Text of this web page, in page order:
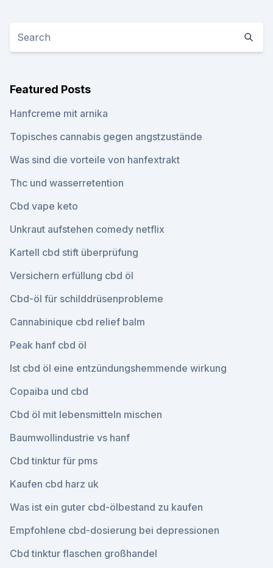
Featured Posts
Hanfcreme mit arnika
Topisches cannabis gegen angstzustände
Was sind die vorteile von hanfextrakt
Thc und wasserretention
Cbd vape keto
Unkraut aufstehen comedy netflix
Kartell cbd stift überprüfung
Versichern erfüllung cbd öl
Cbd-öl für schilddrüsenprobleme
Cannabinique cbd relief balm
Peak hanf cbd öl
Ist cbd öl eine entzündungshemmende wirkung
Copaiba und cbd
Cbd öl mit lebensmitteln mischen
Baumwollindustrie vs hanf
Cbd tinktur für pms
Kaufen cbd harz uk
Was ist ein guter cbd-ölbestand zu kaufen
Empfohlene cbd-dosierung bei depressionen
Cbd tinktur flaschen großhandel